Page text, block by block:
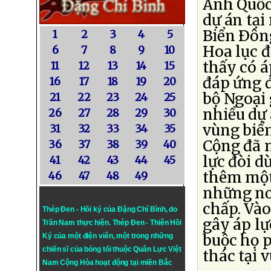
1 2 3 4
5
6
7 8 9
10
11
12 13 14
15
16
17 18 19
20
21
22 23 24
25
26
27 28 29
30
31
32 33 34
35
36
37 38 39
40
41
42 43 44
45
46
47 48 49
Thép Đen - Hồi ký của Đặng Chí Bình, do
Trần Nam thực hiện. Thép Đen- Thiên Hồi
Ký của một điện viên, một trong những
chiến sĩ của bóng tối thuộc Quân Lực Việt
Nam Cộng Hòa hoạt động tại miền Bắc
Anh
dự án
Biển
Hoa lục
thấy có
đáp ứng
bộ
nhiều dự
vùng
Cộng đã
lực đòi
thêm
những
chấp.
gây áp
buộc họ
thác tại